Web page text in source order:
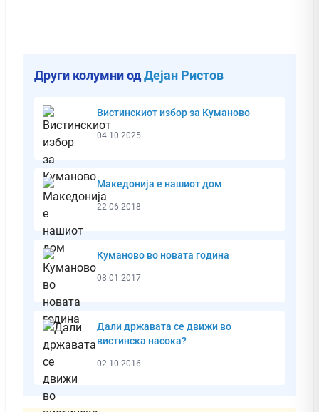
Други колумни одДејан Ристов
Вистинскиот избор за Куманово
04.10.2025
Македонија е нашиот дом
22.06.2018
Куманово во новата година
08.01.2017
Дали државата се движи во
вистинска насока?
02.10.2016